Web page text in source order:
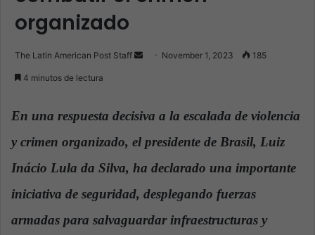
organizado
The Latin American Post Staff
a
n
m
a
l
November 1, 2023 185
4 minutos de lectura
En una respuesta decisiva a la escalada de violencia
y crimen organizado, el presidente de Brasil, Luiz
Inácio Lula da Silva, ha declarado una importante
iniciativa de seguridad, desplegando fuerzas
armadas para salvaguardar infraestructuras y